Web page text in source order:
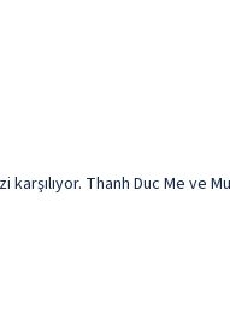
Thanh Duc Me ve